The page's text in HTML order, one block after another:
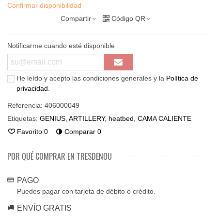
Confirmar disponibilidad
Compartir
Código QR
Notificarme cuando esté disponible
He leído y acepto las condiciones generales y la Política de
privacidad
Referencia: 406000049
Etiquetas: GENIUS ARTILLERY, heatbed CAMA CALIENTE
Favorito 0 Comparar 0
POR QUÉ COMPRAR EN TRESDENOU
PAGO
Puedes pagar con tarjeta de débito o crédito.
ENVÍO GRATIS